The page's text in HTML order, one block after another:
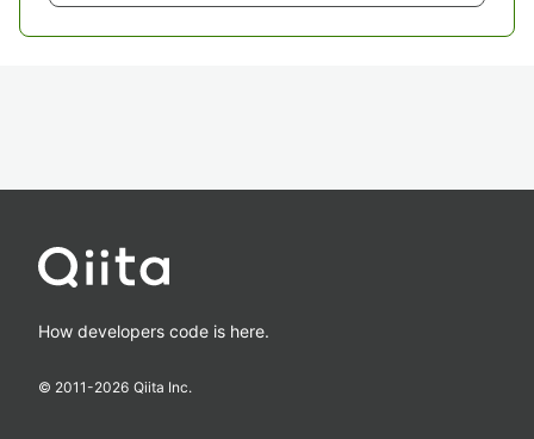
How developers code is here.
© 2011-2026 Qiita Inc.